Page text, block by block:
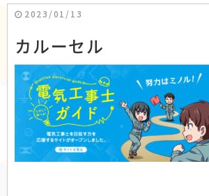
2023/01/13
カルーセル